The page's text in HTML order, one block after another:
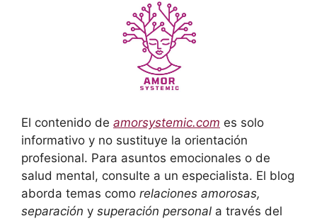
El contenido de amorsystemic.com es solo
informativo y no sustituye la orientación
profesional. Para asuntos emocionales o de
salud mental, consulte a un especialista. El blog
aborda temas como relaciones amorosas,
separación y superación personal a través del